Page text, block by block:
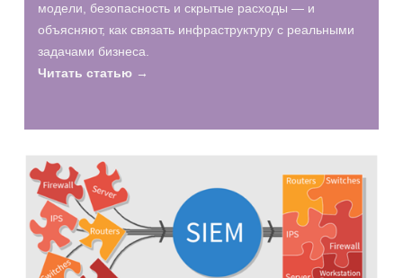
модели, безопасность и скрытые расходы — и
объясняют, как связать инфраструктуру с реальными
задачами бизнеса.
Читать статью →